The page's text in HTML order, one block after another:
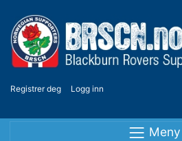
Registrer deg Logg inn
Meny